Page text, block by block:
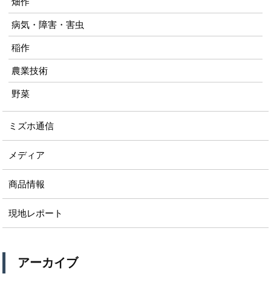
病気・障害・害虫
稲作
農業技術
野菜
ミズホ通信
メディア
商品情報
現地レポート
アーカイブ